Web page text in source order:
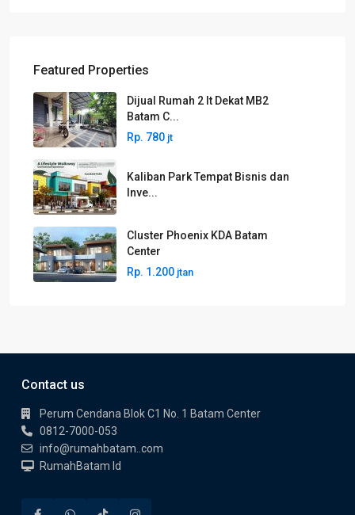
Featured Properties
Dijual Rumah 2 lt Dekat MB2
Batam C...
Rp. 780 jt
Kaliban Park Tempat Bisnis dan
Inve...
Cluster Phoenix KDA Batam
Center
Rp. 1.200 jtan
Contact us
Perum Cendana Blok C1 No. 1 Batam Center
0812-7000-053
info@rumahbatam..com
RumahBatam Id